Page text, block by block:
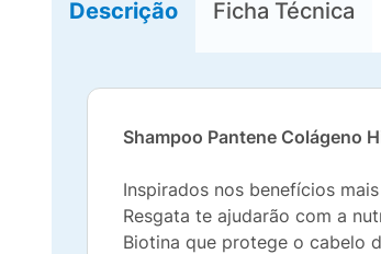
Descrição Ficha Técnica
Shampoo Pantene Colágeno
Inspirados nos benefícios
Resgata te ajudarão com a
Biotina que protege o cabelo